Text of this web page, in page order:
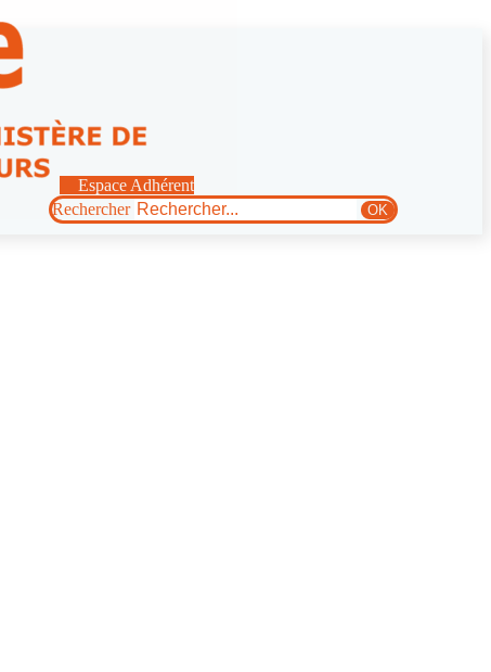
Espace Adhérent
Rechercher
OK